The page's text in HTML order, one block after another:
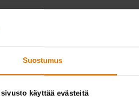
Suostumus
sivusto käyttää evästeitä